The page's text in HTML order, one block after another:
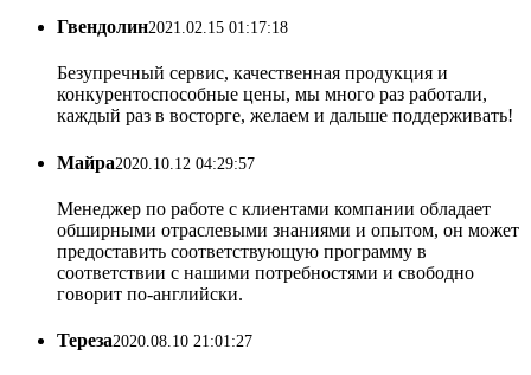
Гвендолин2021.02.15 01:17:18
Безупречный сервис, качественная продукция и
конкурентоспособные цены, мы много раз работали,
каждый раз в восторге, желаем и дальше поддерживать!
Майра2020.10.12 04:29:57
Менеджер по работе с клиентами компании обладает
обширными отраслевыми знаниями и опытом, он может
предоставить соответствующую программу в
соответствии с нашими потребностями и свободно
говорит по-английски.
Тереза2020.08.10 21:01:27